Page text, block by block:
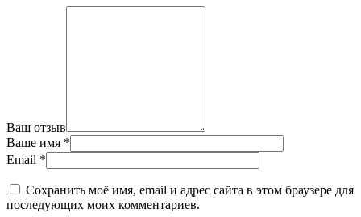
Ваш отзыв
Ваше имя *
Email *
Сохранить моё имя, email и адрес сайта в этом браузере для
последующих моих комментариев.